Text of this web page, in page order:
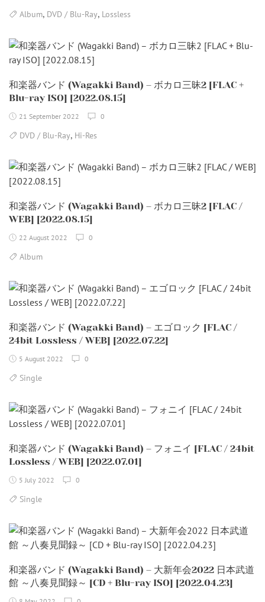
Album, DVD / Blu-Ray, Lossless
和楽器バンド (Wagakki Band) – ボカロ三昧2 [FLAC +
Blu-ray ISO] [2022.08.15]
21 September 2022 0
DVD / Blu-Ray, Hi-Res
和楽器バンド (Wagakki Band) – ボカロ三昧2 [FLAC /
WEB] [2022.08.15]
22 August 2022 0
Album
和楽器バンド (Wagakki Band) – エゴロック [FLAC /
24bit Lossless / WEB] [2022.07.22]
5 August 2022 0
Single
和楽器バンド (Wagakki Band) – フォニイ [FLAC / 24bit
Lossless / WEB] [2022.07.01]
5 July 2022 0
Single
和楽器バンド (Wagakki Band) – 大新年会2022 日本武道
館 ～八奏見聞録～ [CD + Blu-ray ISO] [2022.04.23]